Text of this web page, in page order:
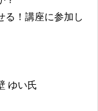
る！講座に参加し
ゆい氏